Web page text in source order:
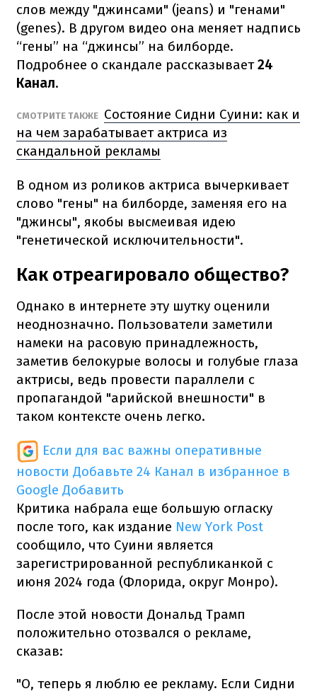
слов между "джинсами" (jeans) и "генами"
(genes). В другом видео она меняет надпись
“гены” на “джинсы” на билборде.
Подробнее о скандале рассказывает24
Канал.
СМОТРИТЕ ТАКЖЕ Состояние Сидни Суини: как и
на чем зарабатывает актриса из
скандальной рекламы
В одном из роликов актриса вычеркивает
слово "гены" на билборде, заменяя его на
"джинсы", якобы высмеивая идею
"генетической исключительности".
Как отреагировало общество?
Однако в интернете эту шутку оценили
неоднозначно. Пользователи заметили
намеки на расовую принадлежность,
заметив белокурые волосы и голубые глаза
актрисы, ведь провести параллели с
пропагандой "арийской внешности" в
таком контексте очень легко.
Если для вас важны оперативные
новости Добавьте 24 Канал в избранное в
Google Добавить
Критика набрала еще большую огласку
после того, как издание New York Post
сообщило, что Суини является
зарегистрированной республиканкой с
июня 2024 года (Флорида, округ Монро).
После этой новости Дональд Трамп
положительно отозвался о рекламе,
сказав:
"О, теперь я люблю ее рекламу. Если Сидни